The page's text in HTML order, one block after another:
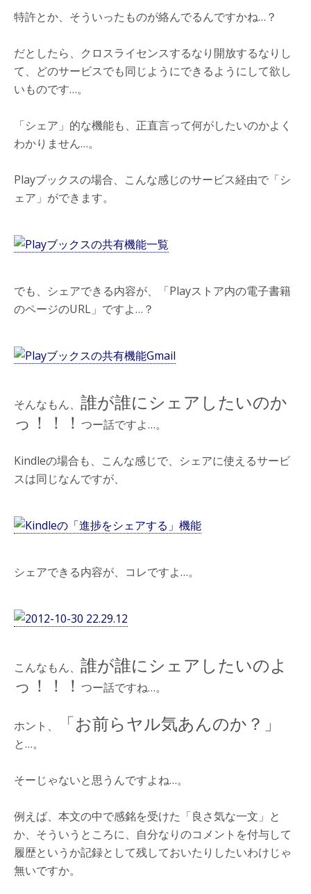
特許とか、そういったものが絡んでるんですかね…？
だとしたら、クロスライセンスするなり開放するなりし
て、どのサービスでも同じようにできるようにして欲し
いものです…。
「シェア」的な機能も、正直言って何がしたいのかよく
わかりません…。
Playブックスの場合、こんな感じのサービス経由で「シ
ェア」ができます。
でも、シェアできる内容が、「Playストア内の電子書籍
のページのURL」ですよ…？
そんなもん、 誰が誰にシェアしたいのか
っ！！！ つー話ですよ…。
Kindleの場合も、こんな感じで、シェアに使えるサービ
スは同じなんですが、
シェアできる内容が、コレですよ…。
こんなもん、 誰が誰にシェアしたいのよ
っ！！！ つー話ですね…。
ホント、 「お前らヤル気あんのか？」
と…。
そーじゃないと思うんですよね…。
例えば、本文の中で感銘を受けた「良さ気な一文」と
か、そういうところに、自分なりのコメントを付与して
履歴というか記録として残しておいたりしたいわけじゃ
無いですか。